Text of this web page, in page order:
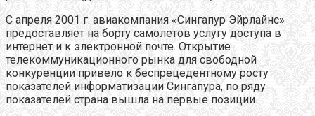
С апреля 2001 г. авиакомпания «Сингапур Эйрлайнс»
предоставляет на борту самолетов услугу доступа в
интернет и к электронной почте. Открытие
телекоммуникационного рынка для свободной
конкуренции привело к беспрецедентному росту
показателей информатизации Сингапура, по ряду
показателей страна вышла на первые позиции.